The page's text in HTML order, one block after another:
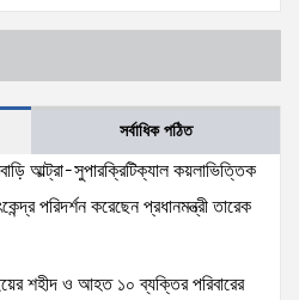
বিচার এ দেশেই হবে, সে যত শক্তিশালীই
জুলাই গণঅভ্যুত্থান দিবসে প্রতিমন্ত্রী
on August 5, 2026
সনদের আলোকে বৈষম্যহীন বাংলাদেশ
প্রতিমন্ত্রী ব্যারিস্টার মীর হেলাল
on August 5, 2026
সর্বাধিক পঠিত
আল্ট্রা-সুপারক্রিটিক্যাল কয়লাভিত্তিক
পরিদর্শন করেছেন প্রধানমন্ত্রী তারেক
শহীদ ও আহত ১০ ব্যক্তির পরিবারের